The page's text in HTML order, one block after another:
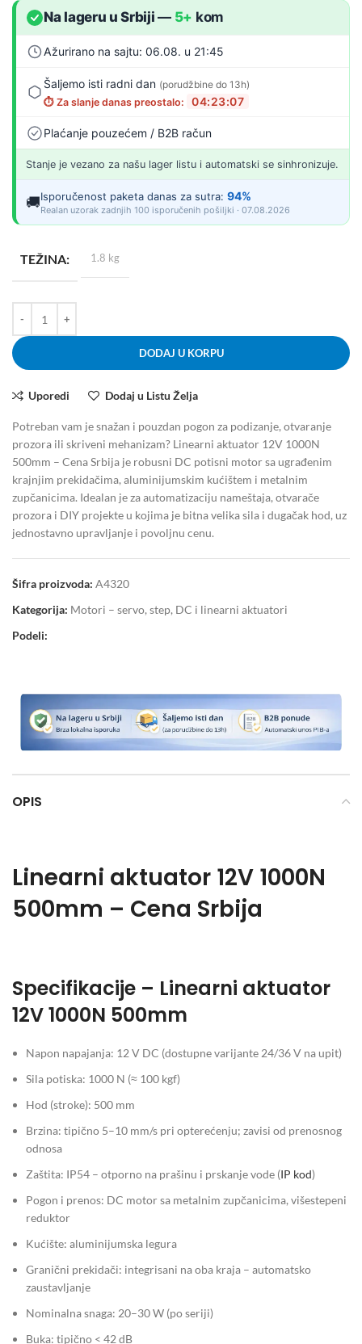
Na lageru u Srbiji — 5+ kom
Ažurirano na sajtu: 06.08. u 21:45
Šaljemo isti radni dan (porudžbine do 13h)
⏱️ Za slanje danas preostalo:
04:23:06
Plaćanje pouzećem / B2B račun
Stanje je vezano za našu lager listu i automatski se sinhronizuje.
🚚Isporučenost paketa danas za sutra: 94%
Realan uzorak zadnjih 100 isporučenih pošiljki · 07.08.2026
TEŽINA 1.8 kg
DODAJ U KORPU
Uporedi Dodaj u Listu Želja
Potreban vam je snažan i pouzdan pogon za podizanje, otvaranje
prozora ili skriveni mehanizam? Linearni aktuator 12V 1000N
500mm – Cena Srbija je robusni DC potisni motor sa ugrađenim
krajnjim prekidačima, aluminijumskim kućištem i metalnim
zupčanicima. Idealan je za automatizaciju nameštaja, otvarače
prozora i DIY projekte u kojima je bitna velika sila i dugačak hod, uz
jednostavno upravljanje i povoljnu cenu.
Šifra proizvoda: A4320
Kategorija: Motori – servo, step, DC i linearni aktuatori
Podeli:
OPIS
Linearni aktuator 12V 1000N
500mm – Cena Srbija
Specifikacije – Linearni aktuator
12V 1000N 500mm
Napon napajanja: 12 V DC (dostupne varijante 24/36 V na upit)
Sila potiska: 1000 N (≈ 100 kgf)
Hod (stroke): 500 mm
Brzina: tipično 5–10 mm/s pri opterećenju; zavisi od prenosnog
odnosa
Zaštita: IP54 – otporno na prašinu i prskanje vode (IP kod)
Pogon i prenos: DC motor sa metalnim zupčanicima, višestepeni
reduktor
Kućište: aluminijumska legura
Granični prekidači: integrisani na oba kraja – automatsko
zaustavljanje
Nominalna snaga: 20–30 W (po seriji)
Buka: tipično < 42 dB